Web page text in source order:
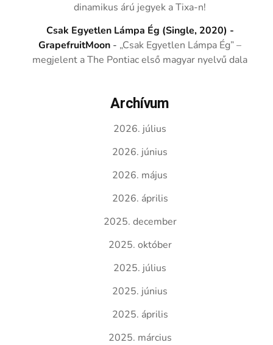
dinamikus árú jegyek a Tixa-n!
Csak Egyetlen Lámpa Ég (Single, 2020) -
GrapefruitMoon - „Csak Egyetlen Lámpa Ég” –
megjelent a The Pontiac első magyar nyelvű dala
Archívum
2026. július
2026. június
2026. május
2026. április
2025. december
2025. október
2025. július
2025. június
2025. április
2025. március